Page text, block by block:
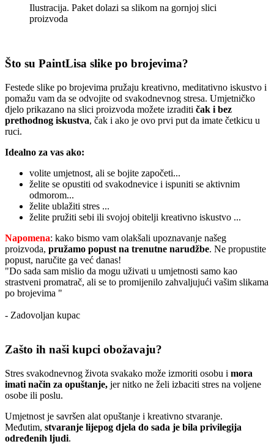
Ilustracija. Paket dolazi sa slikom na gornjoj slici
proizvoda
Što su PaintLisa slike po brojevima?
Festede slike po brojevima pružaju kreativno, meditativno iskustvo i
pomažu vam da se odvojite od svakodnevnog stresa. Umjetničko
djelo prikazano na slici proizvoda možete izraditi čak i bez
prethodnog iskustva, čak i ako je ovo prvi put da imate četkicu u
ruci.
Idealno za vas ako:
volite umjetnost, ali se bojite započeti...
želite se opustiti od svakodnevice i ispuniti se aktivnim
odmorom...
želite ublažiti stres ...
želite pružiti sebi ili svojoj obitelji kreativno iskustvo ...
Napomena: kako bismo vam olakšali upoznavanje našeg
proizvoda, pružamo popust na trenutne narudžbe. Ne propustite
popust, naručite ga već danas!
"Do sada sam mislio da mogu uživati u umjetnosti samo kao
strastveni promatrač, ali se to promijenilo zahvaljujući vašim slikama
po brojevima "
- Zadovoljan kupac
Zašto ih naši kupci obožavaju?
Stres svakodnevnog života svakako može izmoriti osobu i mora
imati način za opuštanje, jer nitko ne želi izbaciti stres na voljene
osobe ili poslu.
Umjetnost je savršen alat opuštanje i kreativno stvaranje.
Međutim, stvaranje lijepog djela do sada je bila privilegija
određenih ljudi.